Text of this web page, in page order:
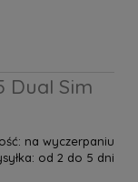
Dual Sim
na wyczerpaniu
od 2 do 5 dni